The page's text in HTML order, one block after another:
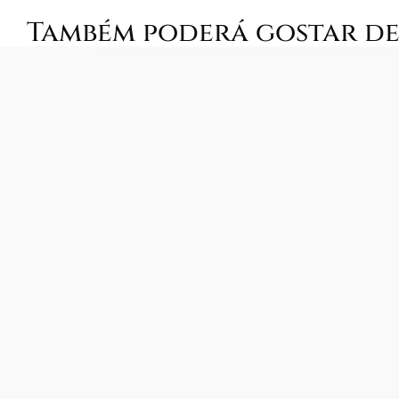
Também poderá gostar de